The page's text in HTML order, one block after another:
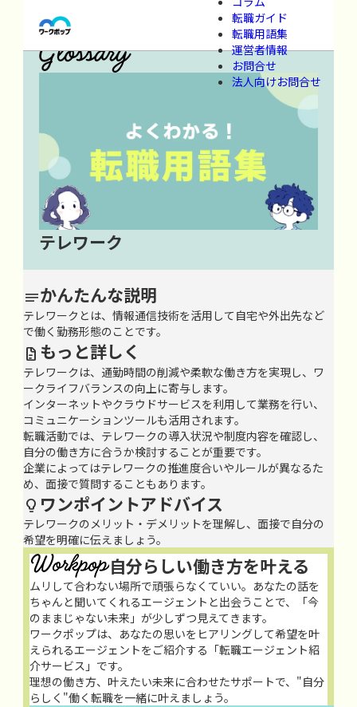
転職ガイド
転職用語集
運営者情報
お問合せ
法人向けお問合せ
テレワーク
かんたんな説明
テレワークとは、情報通信技術を活用して自宅や外出先など
で働く勤務形態のことです。
 もっと詳しく
テレワークは、通勤時間の削減や柔軟な働き方を実現し、ワ
ークライフバランスの向上に寄与します。
インターネットやクラウドサービスを利用して業務を行い、
コミュニケーションツールも活用されます。
転職活動では、テレワークの導入状況や制度内容を確認し、
自分の働き方に合うか検討することが重要です。
企業によってはテレワークの推進度合いやルールが異なるた
め、面接で質問することもあります。
 ワンポイントアドバイス
テレワークのメリット・デメリットを理解し、面接で自分の
希望を明確に伝えましょう。
自分らしい働き方を叶える
ムリして合わない場所で頑張らなくていい。あなたの話を
ちゃんと聞いてくれるエージェントと出会うことで、「今
のままじゃない未来」が少しずつ見えてきます。
ワークポップは、あなたの思いをヒアリングして希望を叶
えられるエージェントをご紹介する「転職エージェント紹
介サービス」です。
理想の働き方、叶えたい未来に合わせたサポートで、"自分
らしく"働く転職を一緒に叶えましょう。